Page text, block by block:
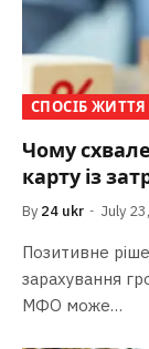
СПОСІБ ЖИТТЯ
Чому
карту із
By 24 ukr July
Позитивне
зарахування
МФО може…